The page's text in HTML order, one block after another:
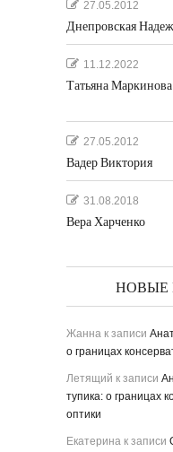
27.05.2012
Днепровская
11.12.2022
Татьяна Маркинова
27.05.2012
Вадер Виктория
31.08.2018
Вера Харченко
НОВЫЕ
Жанна к записи
о границах
Летящий к записи
тупика: о границах
оптики
Екатерина к записи